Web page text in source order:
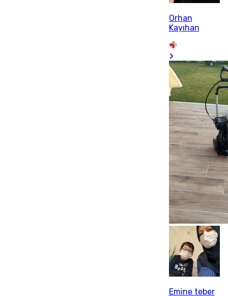
Orhan
Kayıhan
Emine teber